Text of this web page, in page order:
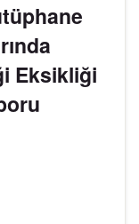
Eksikliği